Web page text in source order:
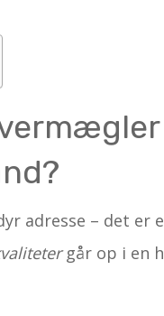
adresse – det er
går op i en